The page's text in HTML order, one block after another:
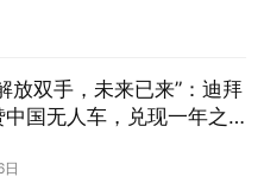
放双手，未来已来”：迪拜
国无人车，兑现一年之